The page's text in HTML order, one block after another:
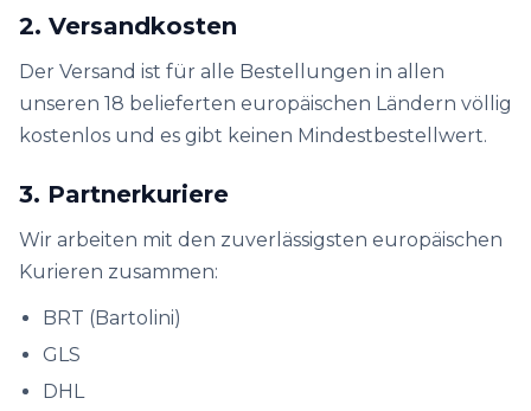
2. Versandkosten
Der Versand ist für alle Bestellungen in allen
unseren 18 belieferten europäischen Ländern völlig
kostenlos und es gibt keinen Mindestbestellwert.
3. Partnerkuriere
Wir arbeiten mit den zuverlässigsten europäischen
Kurieren zusammen:
BRT (Bartolini)
GLS
DHL